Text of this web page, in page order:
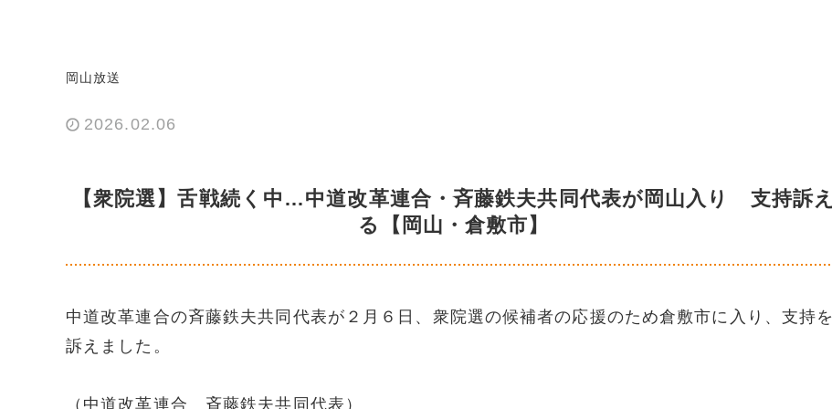
岡山放送
2026.02.06
【衆院選】舌戦続く中…中道改革連合・斉藤鉄夫共同代表が岡山入り 支持訴え
る【岡山・倉敷市】
中道改革連合の斉藤鉄夫共同代表が２月６日、衆院選の候補者の応援のため倉敷市に入り、支持を
訴えました。
（中道改革連合 斉藤鉄夫共同代表）